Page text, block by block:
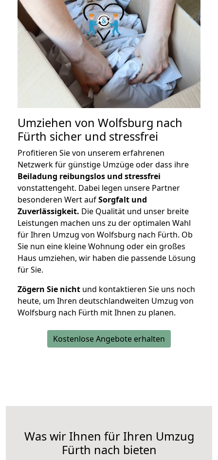
Umziehen von Wolfsburg nach
Fürth sicher und stressfrei
Profitieren Sie von unserem erfahrenen
Netzwerk für günstige Umzüge oder dass ihre
Beiladung reibungslos und stressfrei
vonstattengeht. Dabei legen unsere Partner
besonderen Wert aufSorgfalt und
Zuverlässigkeit. Die Qualität und unser breite
Leistungen machen uns zu der optimalen Wahl
für Ihren Umzug von Wolfsburg nach Fürth. Ob
Sie nun eine kleine Wohnung oder ein großes
Haus umziehen, wir haben die passende Lösung
für Sie.
Zögern Sie nicht und kontaktieren Sie uns noch
heute, um Ihren deutschlandweiten Umzug von
Wolfsburg nach Fürth mit Ihnen zu planen.
Kostenlose Angebote erhalten
Was wir Ihnen für Ihren Umzug
Fürth nach bieten